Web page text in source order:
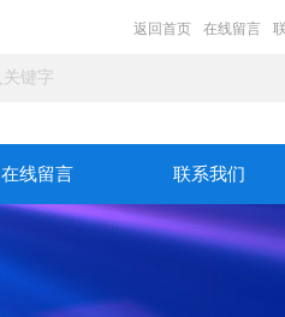
返回首页 在线留言
在线留言 联系我们